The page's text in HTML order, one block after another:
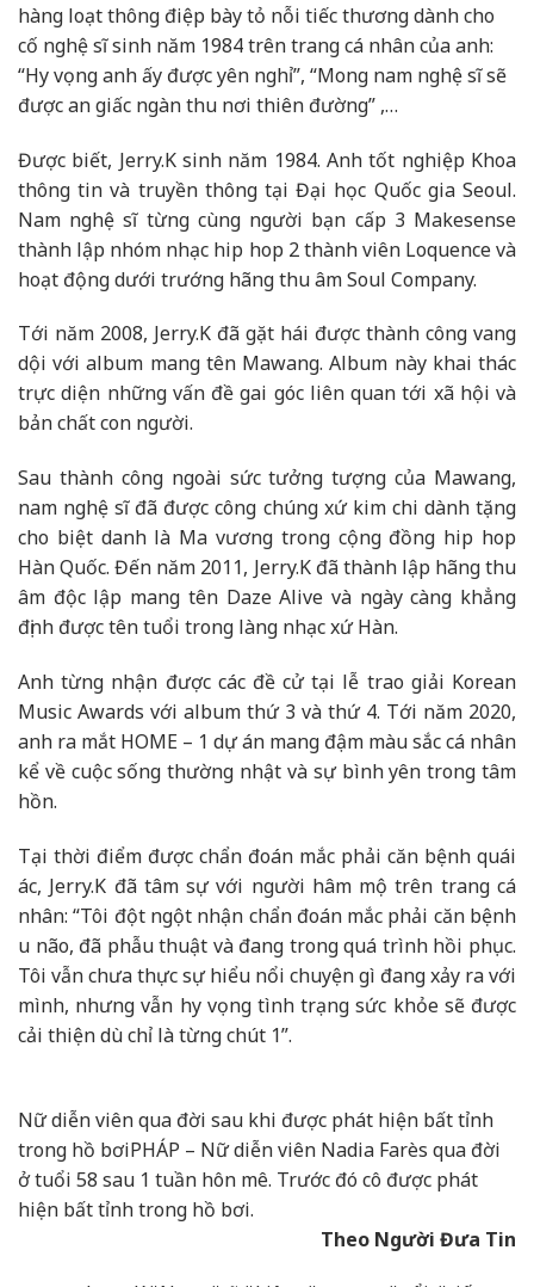
hàng loạt thông điệp bày tỏ nỗi tiếc thương dành cho
cố nghệ sĩ sinh năm 1984 trên trang cá nhân của anh:
“Hy vọng anh ấy được yên nghỉ”, “Mong nam nghệ sĩ sẽ
được an giấc ngàn thu nơi thiên đường” ,…
Được biết, Jerry.K sinh năm 1984. Anh tốt nghiệp Khoa
thông tin và truyền thông tại Đại học Quốc gia Seoul.
Nam nghệ sĩ từng cùng người bạn cấp 3 Makesense
thành lập nhóm nhạc hip hop 2 thành viên Loquence và
hoạt động dưới trướng hãng thu âm Soul Company.
Tới năm 2008, Jerry.K đã gặt hái được thành công vang
dội với album mang tên Mawang. Album này khai thác
trực diện những vấn đề gai góc liên quan tới xã hội và
bản chất con người.
Sau thành công ngoài sức tưởng tượng của Mawang,
nam nghệ sĩ đã được công chúng xứ kim chi dành tặng
cho biệt danh là Ma vương trong cộng đồng hip hop
Hàn Quốc. Đến năm 2011, Jerry.K đã thành lập hãng thu
âm độc lập mang tên Daze Alive và ngày càng khẳng
định được tên tuổi trong làng nhạc xứ Hàn.
Anh từng nhận được các đề cử tại lễ trao giải Korean
Music Awards với album thứ 3 và thứ 4. Tới năm 2020,
anh ra mắt HOME – 1 dự án mang đậm màu sắc cá nhân
kể về cuộc sống thường nhật và sự bình yên trong tâm
hồn.
Tại thời điểm được chẩn đoán mắc phải căn bệnh quái
ác, Jerry.K đã tâm sự với người hâm mộ trên trang cá
nhân: “Tôi đột ngột nhận chẩn đoán mắc phải căn bệnh
u não, đã phẫu thuật và đang trong quá trình hồi phục.
Tôi vẫn chưa thực sự hiểu nổi chuyện gì đang xảy ra với
mình, nhưng vẫn hy vọng tình trạng sức khỏe sẽ được
cải thiện dù chỉ là từng chút 1”.
Nữ diễn viên qua đời sau khi được phát hiện bất tỉnh
trong hồ bơiPHÁP – Nữ diễn viên Nadia Farès qua đời
ở tuổi 58 sau 1 tuần hôn mê. Trước đó cô được phát
hiện bất tỉnh trong hồ bơi.
Theo Người Đưa Tin